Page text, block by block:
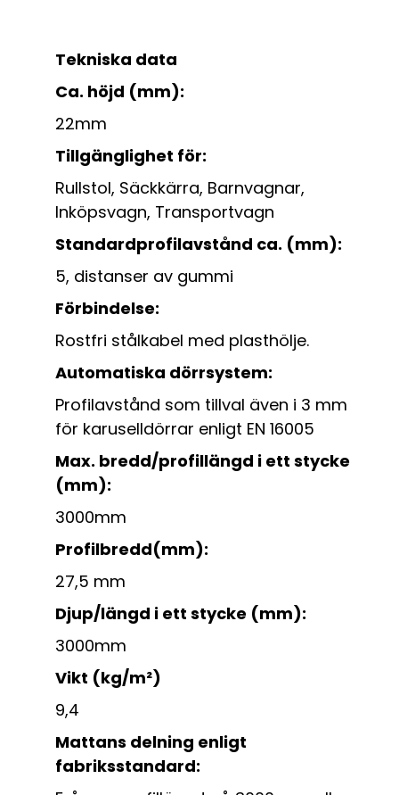
Tekniska data
Ca. höjd (mm):
22mm
Tillgänglighet för:
Rullstol, Säckkärra, Barnvagnar,
Inköpsvagn, Transportvagn
Standardprofilavstånd ca. (mm):
5, distanser av gummi
Förbindelse:
Rostfri stålkabel med plasthölje.
Automatiska dörrsystem:
Profilavstånd som tillval även i 3 mm
för karuselldörrar enligt EN 16005
Max. bredd/profillängd i ett stycke
(mm):
3000mm
Profilbredd(mm):
27,5 mm
Djup/längd i ett stycke (mm):
3000mm
Vikt (kg/m²)
9,4
Mattans delning enligt
fabriksstandard: